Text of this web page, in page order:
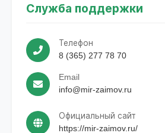
Служба поддержки
Телефон
8 (365) 277 78 70
Email
info@mir-zaimov.ru
Официальный сайт
https://mir-zaimov.ru/